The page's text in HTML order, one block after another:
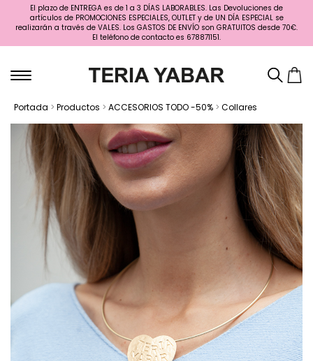
El plazo de ENTREGA es de 1 a 3 DÍAS LABORABLES. Las Devoluciones de
artículos de PROMOCIONES ESPECIALES, OUTLET y de UN DÍA ESPECIAL se
realizarán a través de VALES. Los GASTOS DE ENVÍO son GRATUITOS desde 70€.
El teléfono de contacto es 678871151.
Portada > Productos > ACCESORIOS TODO -50% > Collares